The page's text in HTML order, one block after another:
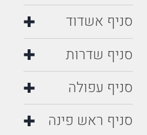
סניף אשדוד
סניף שדרות
סניף עפולה
סניף ראש פינה